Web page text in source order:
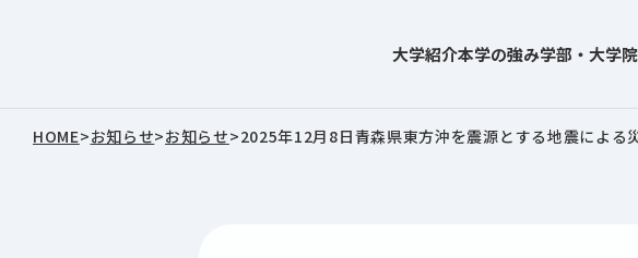
大学紹介本学の強み学部・大学院
HOME>お知らせ>お知らせ>2025年12月8日青森県東方沖を震源とする地震による